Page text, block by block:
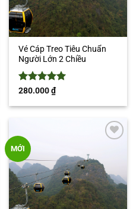
Vé Cáp Treo Tiêu Chuẩn
Người Lớn 2 Chiều
Được xếp
sao
280.000₫
MỚI